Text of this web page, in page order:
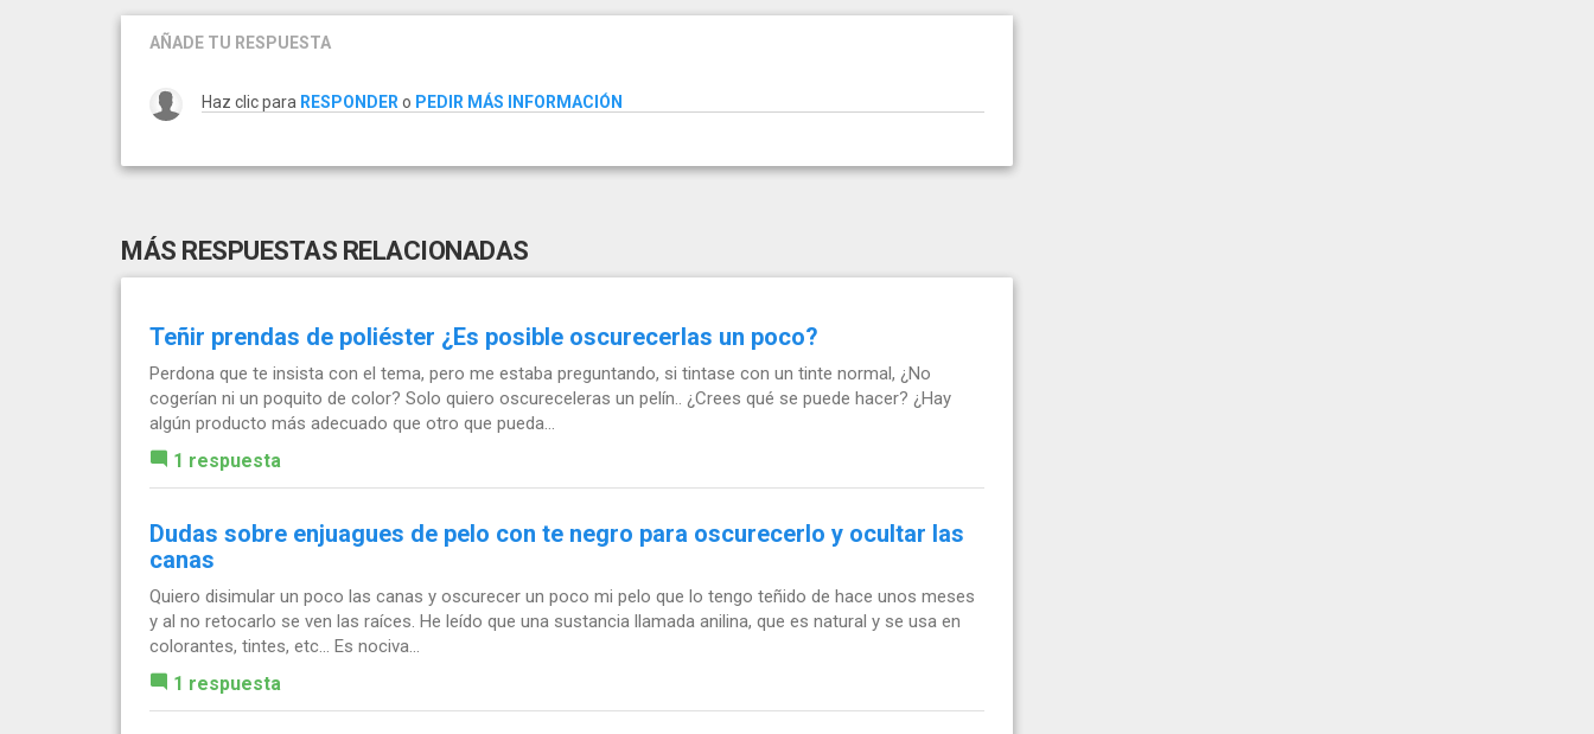
AÑADE TU RESPUESTA
Haz clic para RESPONDER o PEDIR MÁS INFORMACIÓN
MÁS RESPUESTAS RELACIONADAS
Teñir prendas de poliéster ¿Es posible oscurecerlas un poco?
Perdona que te insista con el tema, pero me estaba preguntando, si tintase con un tinte normal, ¿No
cogerían ni un poquito de color? Solo quiero oscureceleras un pelín.. ¿Crees qué se puede hacer? ¿Hay
algún producto más adecuado que otro que pueda...
1 respuesta
Dudas sobre enjuagues de pelo con te negro para oscurecerlo y ocultar las
canas
Quiero disimular un poco las canas y oscurecer un poco mi pelo que lo tengo teñido de hace unos meses
y al no retocarlo se ven las raíces. He leído que una sustancia llamada anilina, que es natural y se usa en
colorantes, tintes, etc... Es nociva...
1 respuesta